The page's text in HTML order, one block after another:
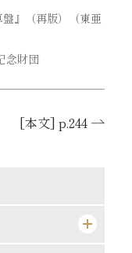
』（再版）（東亜
念財団
[本文] p.244